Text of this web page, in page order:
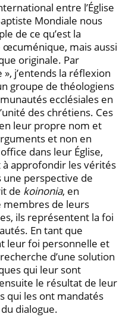
entre l’Église
Mondiale nous
de ce qu’est la
mais aussi
originale. Par
j’entends la réflexion
groupe de théologiens
ecclé­siales en
des chrétiens. Ces
leur propre nom et
et non en
dans leur Église,
approfondir les vérités
une perspective de
de koino­nia, en
membres de leurs
ils représentent la foi
En tant que
leur foi personnelle et
d’une solution
qui leur sont
le résultat de leur
qui les ont mandatés
dialogue.